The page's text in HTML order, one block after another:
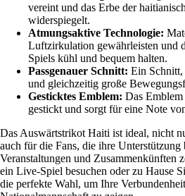
vereint und das Erbe der
widerspiegelt.
Atmungsaktive Technologie:
Luftzirkulation gewährleisten und
Spiels kühl und bequem halten.
Passgenauer Schnitt: Ein
und gleichzeitig große
Gesticktes Emblem: Das
gestickt und sorgt für eine Note
Das Auswärtstrikot Haiti ist ideal, nicht
auch für die Fans, die ihre Unterstützung
Veranstaltungen und Zusammenkünften
ein Live-Spiel besuchen oder zu Hause
die perfekte Wahl, um Ihre